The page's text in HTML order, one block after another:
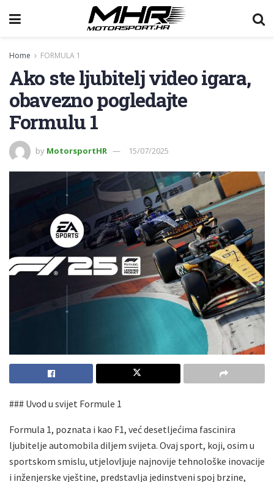
Home FORMULA 1
Ako ste ljubitelj video igara,
obavezno pogledajte
Formulu 1
by MotorsportHR 15/07/2025
### Uvod u svijet Formule 1
Formula 1, poznata i kao F1, već desetljećima fascinira
ljubitelje automobila diljem svijeta. Ovaj sport, koji, osim u
sportskom smislu, utjelovljuje najnovije tehnološke inovacije
i inženjerske vještine, predstavlja jedinstveni spoj brzine,